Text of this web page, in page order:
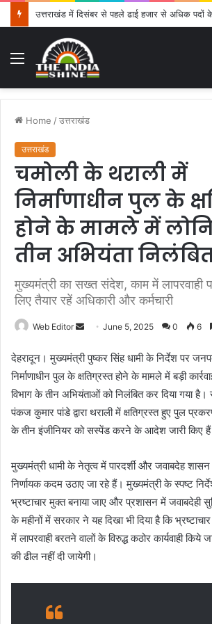
उत्तराखंड में दिसंबर से पहले ढाई हजार से अधिक पदों के
Menu
Home /उत्तराखंड
उत्तराखंड
चमोली के थराली में
निर्माणाधीन पुल के
होने के मामले में
तीन अभियंता
मुख्यमंत्री का सख्त संदेश, काम में
लिए तैयार रहें अधिकारी और कर्मचारी
Web Editor
n
d
a
n
e
a
June 5, 2025 0 6
देहरादून। मुख्यमंत्री पुष्कर सिंह धामी के निर्देश पर
निर्माणाधीन पुल के क्षतिग्रस्त होने के मामले में बड़ी
विभाग के तीन अभियंताओं को निलंबित कर दिया गया है।
पंकज कुमार पांडे द्वारा थराली में क्षतिग्रस्त हुए पुल
के तीन इंजीनियर को सस्पेंड करने के आदेश जारी किए
मुख्यमंत्री धामी के नेतृत्व में पारदर्शी और जवाबदेह
निर्णायक कदम उठाए जा रहे हैं। मुख्यमंत्री के स्पष्ट
भ्रष्टाचार मुक्त बनाया जाए और प्रशासन में जवाबदेही
के महीनों में सरकार ने यह दिखा भी दिया है कि
में लापरवाही बरतने वालों के विरुद्ध कठोर कार्यवाही किये
की ढील नहीं दी जायेगी।